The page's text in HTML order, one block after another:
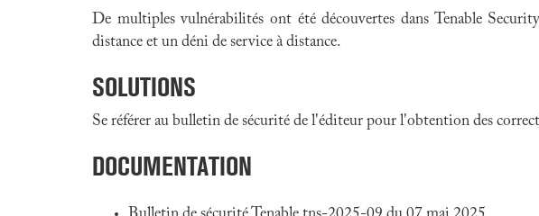
De multiples vulnérabilités ont été découvertes dans Tenable
distance et un déni de service à distance.
SOLUTIONS
Se référer au bulletin de sécurité de l'éditeur pour l'obtention des
DOCUMENTATION